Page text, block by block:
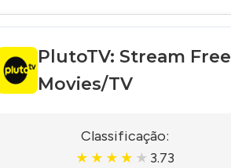
PlutoTV: Stream Free
Movies/TV
Classificação:
★ ★ ★ ★ ★ 3.73